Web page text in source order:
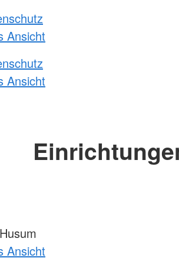
Ansicht
Ansicht
Ansicht